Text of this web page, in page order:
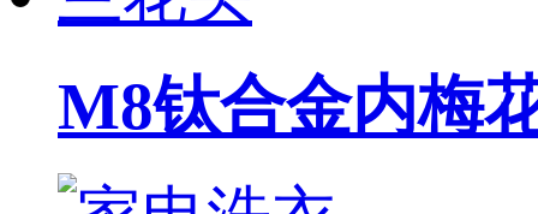
M8钛合金内梅